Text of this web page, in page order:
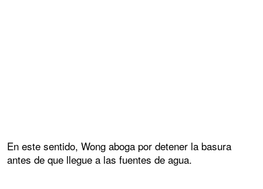
En este sentido, Wong aboga por detener la basura
antes de que llegue a las fuentes de agua.